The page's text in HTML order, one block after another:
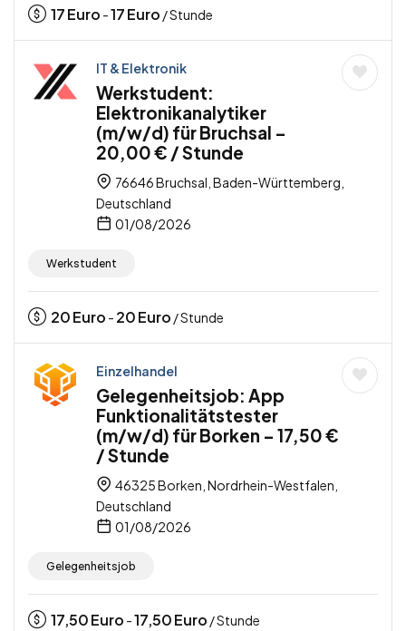
17Euro -17Euro / Stunde
IT & Elektronik
Werkstudent:
Elektronikanalytiker
(m/w/d) für Bruchsal –
20,00 € / Stunde
76646 Bruchsal, Baden-Württemberg,
Deutschland
01/08/2026
Werkstudent
20Euro - 20Euro / Stunde
Einzelhandel
Gelegenheitsjob: App
Funktionalitätstester
(m/w/d) für Borken – 17,50 €
/ Stunde
46325 Borken, Nordrhein-Westfalen,
Deutschland
01/08/2026
Gelegenheitsjob
17,50Euro -17,50Euro / Stunde